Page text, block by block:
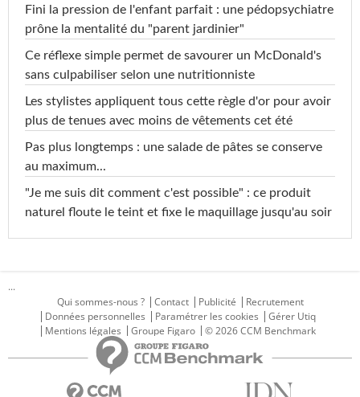
Fini la pression de l'enfant parfait : une pédopsychiatre
prône la mentalité du "parent jardinier"
Ce réflexe simple permet de savourer un McDonald's
sans culpabiliser selon une nutritionniste
Les stylistes appliquent tous cette règle d'or pour avoir
plus de tenues avec moins de vêtements cet été
Pas plus longtemps : une salade de pâtes se conserve
au maximum...
"Je me suis dit comment c'est possible" : ce produit
naturel floute le teint et fixe le maquillage jusqu'au soir
...
Qui sommes-nous ?
Contact Publicité
Recrutement
Données personnelles
Paramétrer les cookies
Gérer Utiq
Mentions légales
Groupe Figaro © 2026 CCM Benchmark